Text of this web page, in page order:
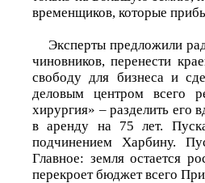
временщиков, которые
Эксперты предложили
чиновников, перенести
свободу для бизнеса и
деловым центром всего
хирургия» – разделить его
в аренду на 75 лет.
подчинением Харбину.
Главное: земля остается
перекроет бюджет всего